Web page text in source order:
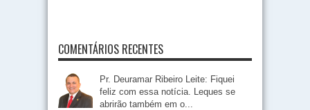
COMENTÁRIOS RECENTES
Pr. Deuramar Ribeiro Leite: Fiquei
feliz com essa notícia. Leques se
abrirão também em o...